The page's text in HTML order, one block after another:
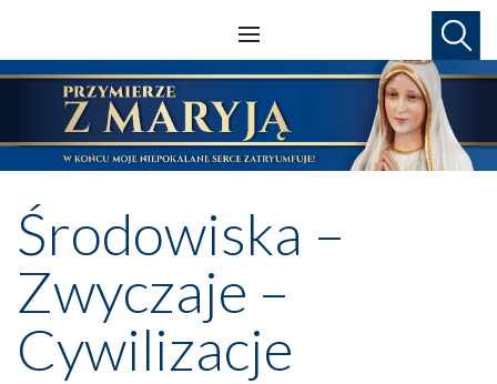
Środowiska –
Zwyczaje –
Cywilizacje